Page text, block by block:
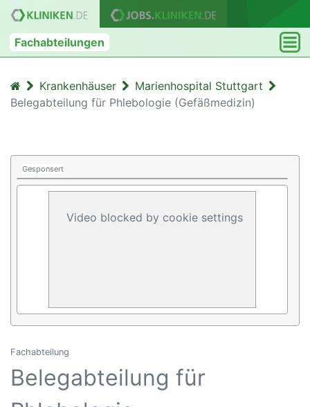
Fachabteilungen
Krankenhäuser
Marienhospital Stuttgart
Belegabteilung für Phlebologie (Gefäßmedizin)
Gesponsert
Video blocked by cookie settings
Fachabteilung
Belegabteilung für